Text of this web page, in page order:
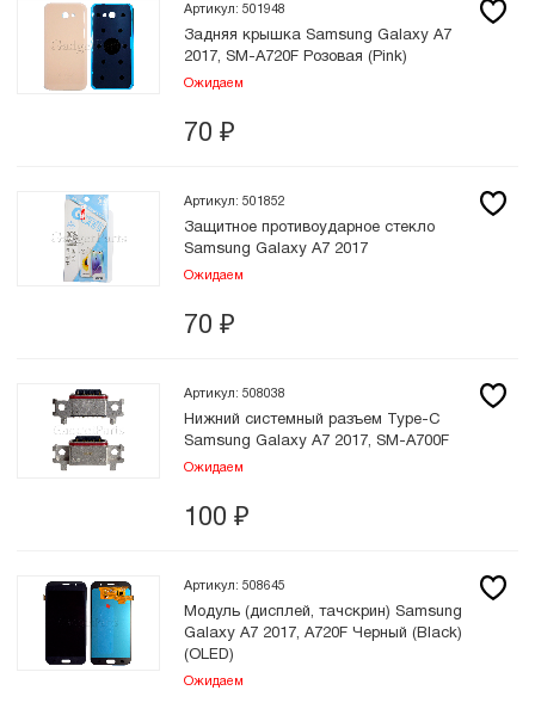
Артикул: 501948
Задняя крышка Samsung Galaxy A7
2017, SM-A720F Розовая (Pink)
Ожидаем
70 ₽
Артикул: 501852
Защитное противоударное стекло
Samsung Galaxy A7 2017
Ожидаем
70 ₽
Артикул: 508038
Нижний системный разъем Type-C
Samsung Galaxy A7 2017, SM-A700F
Ожидаем
100 ₽
Артикул: 508645
Модуль (дисплей, тачскрин) Samsung
Galaxy A7 2017, A720F Черный (Black)
(OLED)
Ожидаем